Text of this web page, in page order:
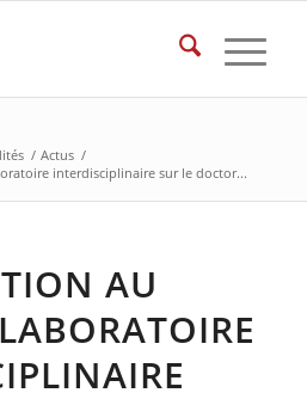
/ Actus /
interdisciplinaire sur le doctor...
AU